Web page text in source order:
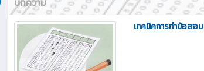
เทคนิคการทำข้อสอบ